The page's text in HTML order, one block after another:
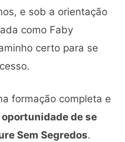
e sob a orientação
como Faby
certo para se
formação completa e
oportunidade de se
Sem Segredos.